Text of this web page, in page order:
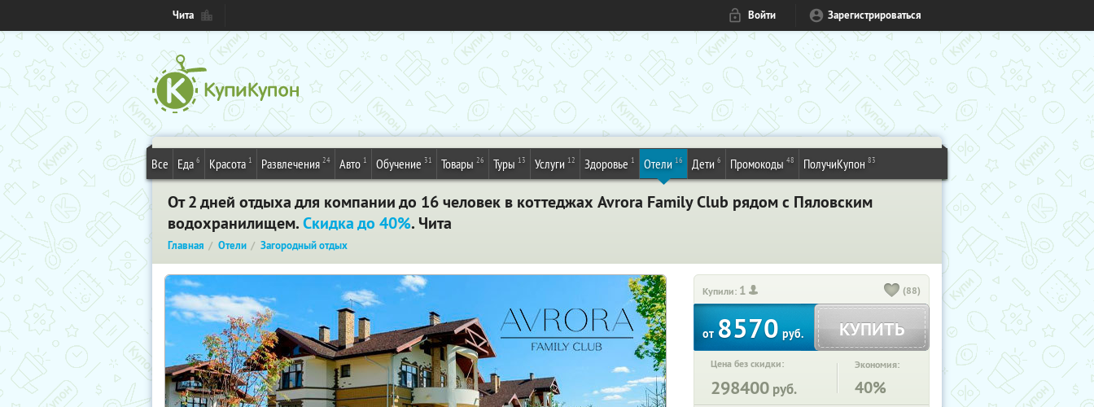
Чита Войти Зарегистрироваться
Все Еда 6 Красота 1 Развлечения 24 Авто 1 Обучение 31 Товары 26 Туры 13 Услуги 12 Здоровье 1 Отели 16 Дети 6 Промокоды 48 ПолучиКупон 83
От 2 дней отдыха для компании до 16 человек в коттеджах Avrora Family Club рядом с Пяловским
водохранилищем.Скидка до 40%. Чита
Главная Отели Загородный отдых
Купили: 1 (88)
от 8570 руб. КУПИТЬ
Цена без скидки:
298400 руб.
Экономия:
40%